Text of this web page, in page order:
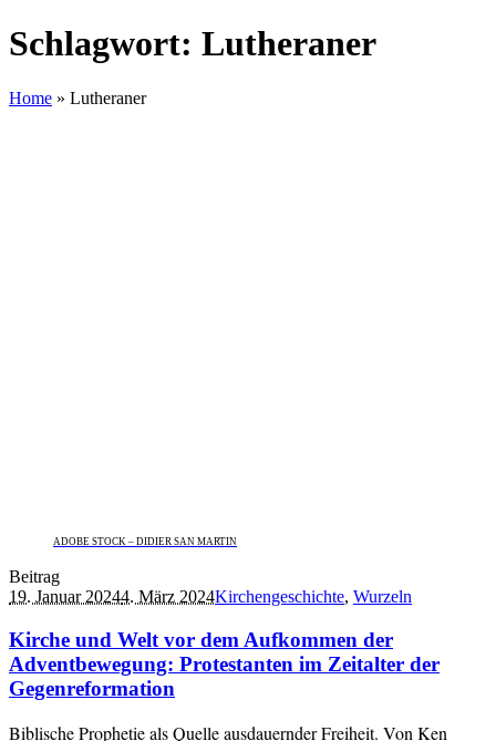
Schlagwort: Lutheraner
Home » Lutheraner
ADOBE STOCK – DIDIER SAN MARTIN
Beitrag
19. Januar 20244. März 2024Kirchengeschichte, Wurzeln
Kirche und Welt vor dem Aufkommen der
Adventbewegung: Protestanten im Zeitalter der
Gegenreformation
Biblische Prophetie als Quelle ausdauernder Freiheit. Von Ken